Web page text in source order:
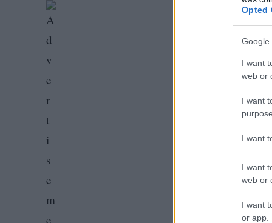
Opted
Google
I want
web or
I want
I want
I want
web or
I want
or app.